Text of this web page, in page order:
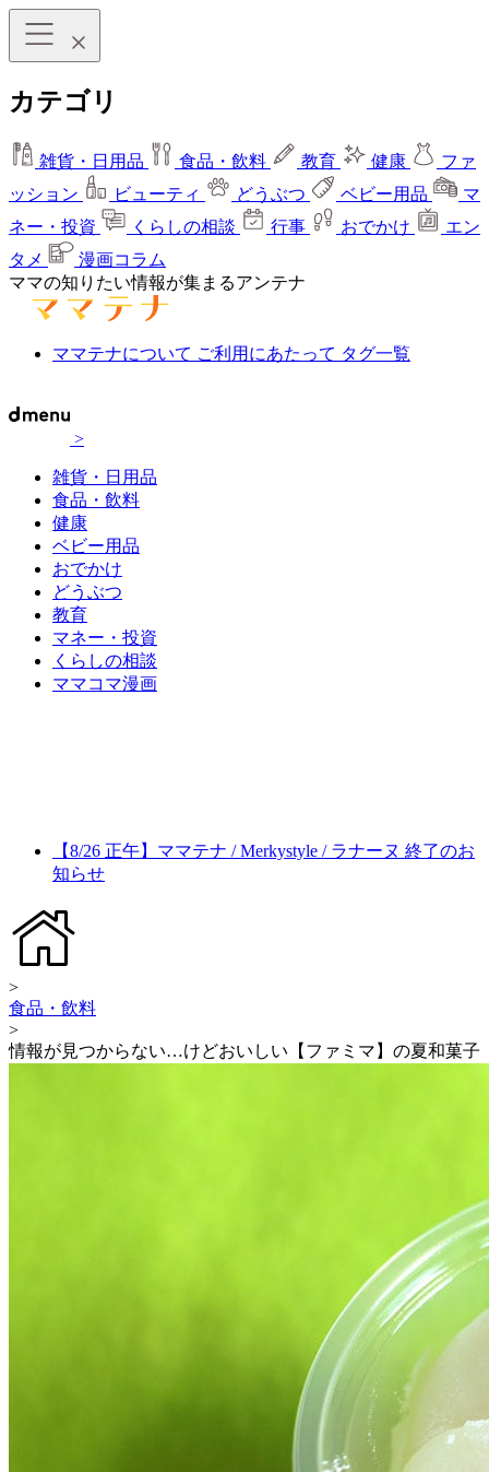
カテゴリ
雑貨・日用品 食品・飲料 教育 健康
ファ
ッション
ビューティ どうぶつ ベビー用品
マ
ネー・投資
くらしの相談 行事 おでかけ
エン
タメ
漫画コラム
ママの知りたい情報が集まるアンテナ
ママテナについて ご利用にあたって タグ一覧
>
雑貨・日用品
食品・飲料
健康
ベビー用品
おでかけ
どうぶつ
教育
マネー・投資
くらしの相談
ママコマ漫画
【8/26 正午】ママテナ / Merkystyle / ラナーヌ 終了のお
知らせ
>
食品・飲料
>
情報が見つからない…けどおいしい【ファミマ】の夏和菓子